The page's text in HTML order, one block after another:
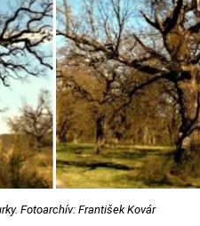
Fotoarchív: František Kovár